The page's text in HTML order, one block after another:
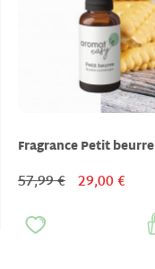
Fragrance Petit beurre
57,99 € 29,00 €